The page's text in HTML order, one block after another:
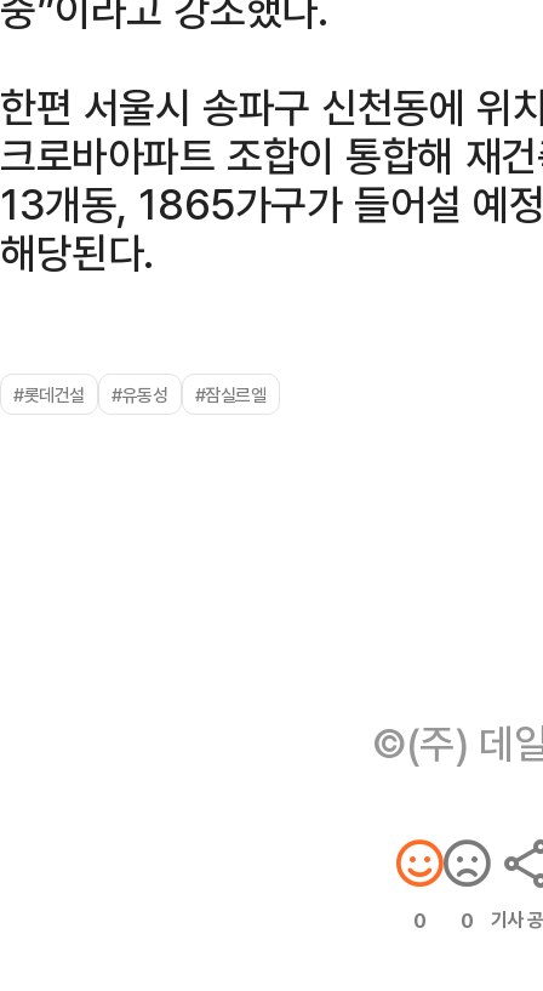
한편 서울시 송파구 신천동에 위
크로바아파트 조합이 통합해 재
13개동, 1865가구가 들어설 예
해당된다.
#롯데건설 #유동성 #잠실르엘
©(주) 데
0 0 기사